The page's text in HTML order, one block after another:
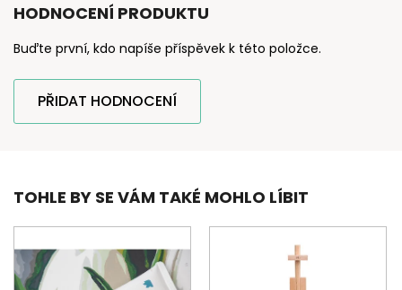
HODNOCENÍ PRODUKTU
Buďte první, kdo napíše příspěvek k této položce.
PŘIDAT HODNOCENÍ
TOHLE BY SE VÁM TAKÉ MOHLO LÍBIT